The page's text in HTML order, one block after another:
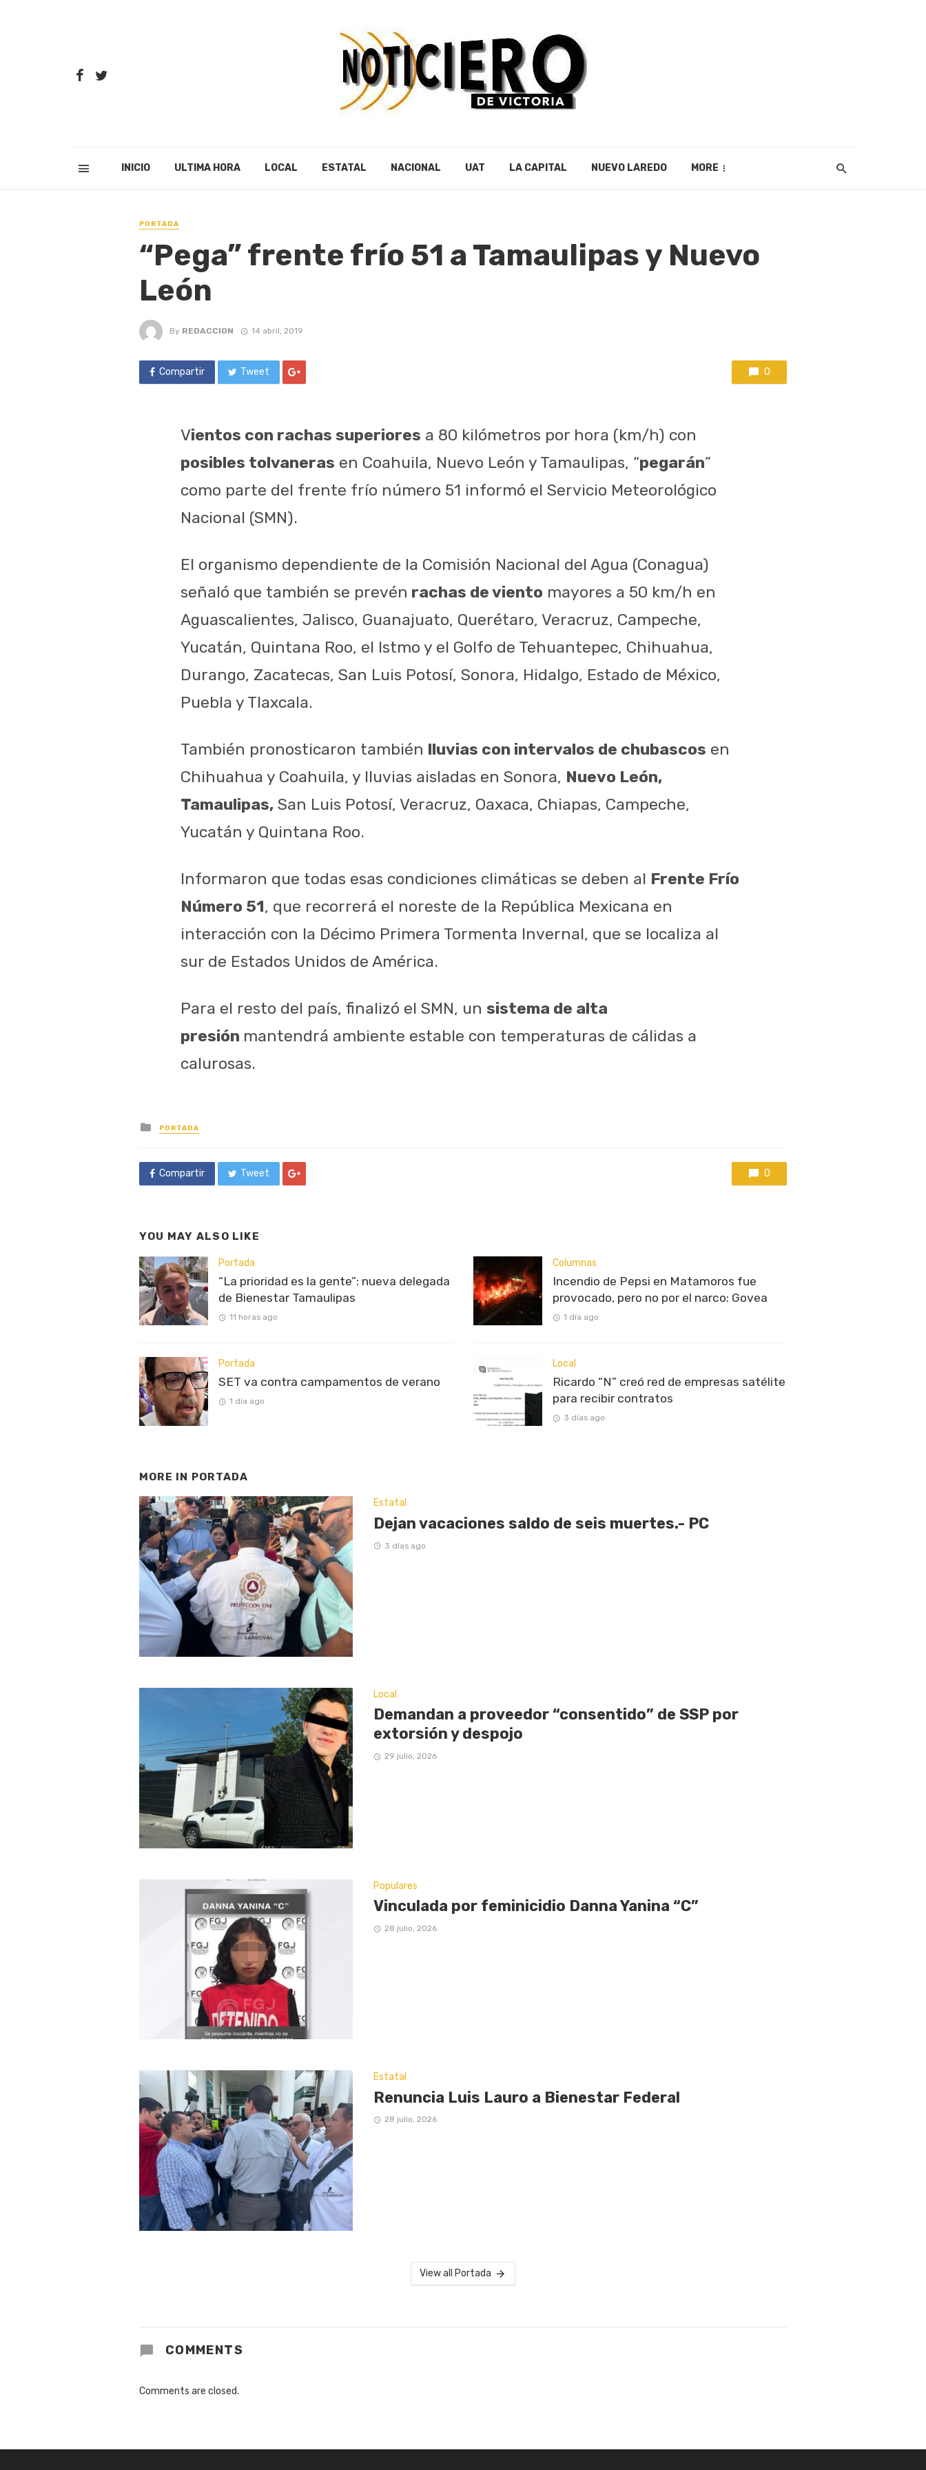
INICIO ULTIMA HORA LOCAL ESTATAL NACIONAL UAT LA CAPITAL NUEVO LAREDO MORE
PORTADA
“Pega” frente frío 51 a Tamaulipas y Nuevo
León
By REDACCION 14 abril, 2019
Compartir Tweet 0
Vientos con rachas superiores a 80 kilómetros por hora (km/h) con
posibles tolvaneras en Coahuila, Nuevo León y Tamaulipas, “pegarán”
como parte del frente frío número 51 informó el Servicio Meteorológico
Nacional (SMN).
El organismo dependiente de la Comisión Nacional del Agua (Conagua)
señaló que también se prevén rachas de viento mayores a 50 km/h en
Aguascalientes, Jalisco, Guanajuato, Querétaro, Veracruz, Campeche,
Yucatán, Quintana Roo, el Istmo y el Golfo de Tehuantepec, Chihuahua,
Durango, Zacatecas, San Luis Potosí, Sonora, Hidalgo, Estado de México,
Puebla y Tlaxcala.
También pronosticaron también lluvias con intervalos de chubascos en
Chihuahua y Coahuila, y lluvias aisladas en Sonora, Nuevo León,
Tamaulipas, San Luis Potosí, Veracruz, Oaxaca, Chiapas, Campeche,
Yucatán y Quintana Roo.
Informaron que todas esas condiciones climáticas se deben al Frente Frío
Número 51, que recorrerá el noreste de la República Mexicana en
interacción con la Décimo Primera Tormenta Invernal, que se localiza al
sur de Estados Unidos de América.
Para el resto del país, finalizó el SMN, un sistema de alta
presión mantendrá ambiente estable con temperaturas de cálidas a
calurosas.
Posted
in
PORTADA
Compartir Tweet 0
YOU MAY ALSO LIKE
Portada
“La prioridad es la gente”: nueva delegada
de Bienestar Tamaulipas
11 horas ago
Portada
SET va contra campamentos de verano
1 día ago
Columnas
Incendio de Pepsi en Matamoros fue
provocado, pero no por el narco: Govea
1 día ago
Local
Ricardo “N” creó red de empresas satélite
para recibir contratos
3 días ago
MORE IN PORTADA
Estatal
Dejan vacaciones saldo de seis muertes.- PC
3 días ago
Local
Demandan a proveedor “consentido” de SSP por
extorsión y despojo
29 julio, 2026
Populares
Vinculada por feminicidio Danna Yanina “C”
28 julio, 2026
Estatal
Renuncia Luis Lauro a Bienestar Federal
28 julio, 2026
View all Portada
COMMENTS
Comments are closed.